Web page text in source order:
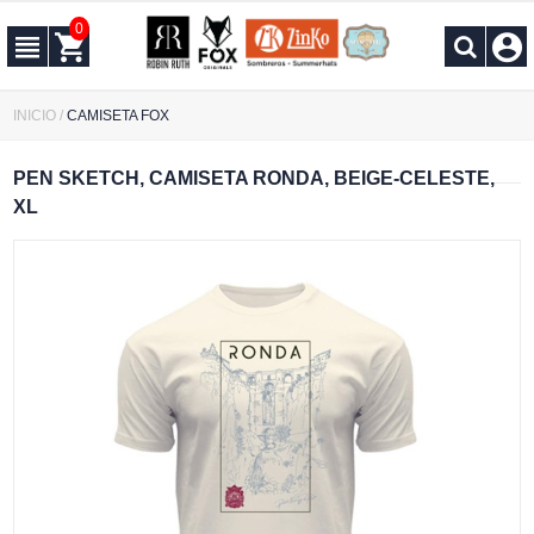
0
INICIO /CAMISETA FOX
PEN SKETCH, CAMISETA RONDA, BEIGE-CELESTE,
XL